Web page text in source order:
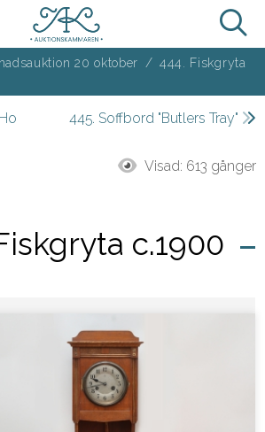
20 oktober / 444. Fiskgryta
445. Soffbord "Butlers Tray"
Visad: 613 gånger
c.1900